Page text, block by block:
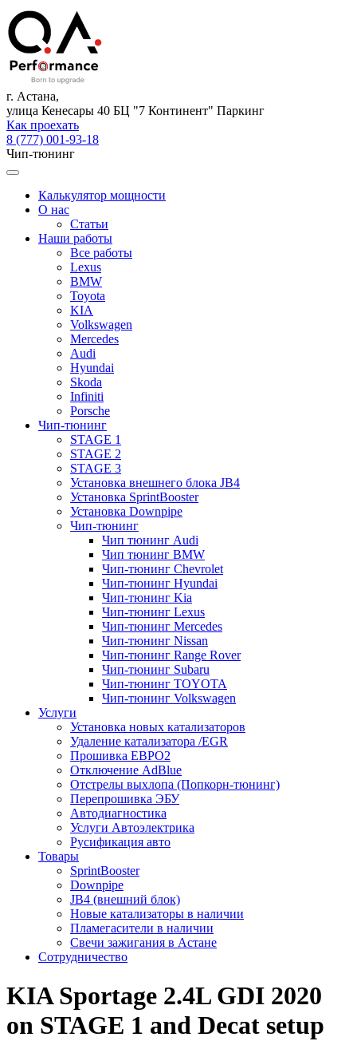
г. Астана,
улица Кенесары 40 БЦ "7 Континент" Паркинг
Как проехать
8 (777) 001-93-18
Чип-тюнинг
Калькулятор мощности
О нас
Статьи
Наши работы
Все работы
Lexus
BMW
Toyota
KIA
Volkswagen
Mercedes
Audi
Hyundai
Skoda
Infiniti
Porsche
Чип-тюнинг
STAGE 1
STAGE 2
STAGE 3
Установка внешнего блока JB4
Установка SprintBooster
Установка Downpipe
Чип-тюнинг
Чип тюнинг Audi
Чип тюнинг BMW
Чип-тюнинг Chevrolet
Чип-тюнинг Hyundai
Чип-тюнинг Kia
Чип-тюнинг Lexus
Чип-тюнинг Mercedes
Чип-тюнинг Nissan
Чип-тюнинг Range Rover
Чип-тюнинг Subaru
Чип-тюнинг TOYOTA
Чип-тюнинг Volkswagen
Услуги
Установка новых катализаторов
Удаление катализатора /EGR
Прошивка ЕВРО2
Отключение AdBlue
Отстрелы выхлопа (Попкорн-тюнинг)
Перепрошивка ЭБУ
Автодиагностика
Услуги Автоэлектрика
Русификация авто
Товары
SprintBooster
Downpipe
JB4 (внешний блок)
Новые катализаторы в наличии
Пламегасители в наличии
Свечи зажигания в Астане
Сотрудничество
KIA Sportage 2.4L GDI 2020
on STAGE 1 and Decat setup